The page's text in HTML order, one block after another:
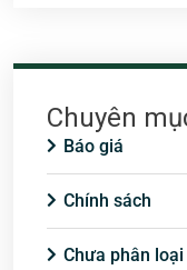
Chuyên
Báo giá
Chính sách
Chưa phân loại